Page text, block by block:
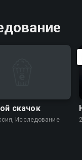
скачок
Исследование